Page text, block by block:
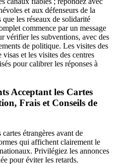
et aux défenseurs de la
les réseaux de solidarité
commence par un message
vérifier les subventions, avec des
de politique. Les visites des
et les visites des centres
pour calibrer les réponses à
Acceptant les Cartes
Frais et Conseils de
étrangères avant de
qui affichent clairement le
Privilégiez les annonces
pour éviter les retards.